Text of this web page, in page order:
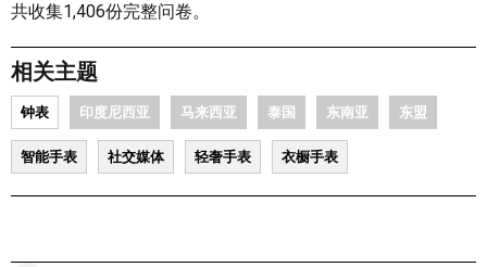
共收集1,406份完整问卷。
相关主题
钟表 印度尼西亚 马来西亚 泰国 东南亚 东盟
智能手表 社交媒体 轻奢手表 衣橱手表